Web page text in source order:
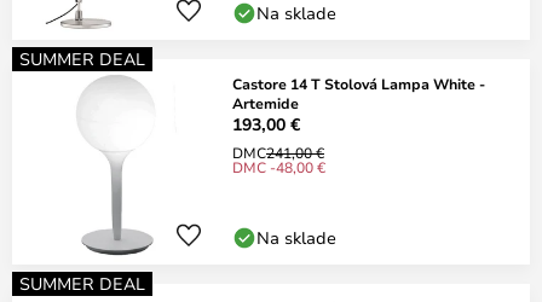
Na sklade
SUMMER DEAL
Castore 14 T Stolová Lampa White -
Artemide
193,00 €
DMC241,00 €
DMC -48,00 €
Na sklade
SUMMER DEAL